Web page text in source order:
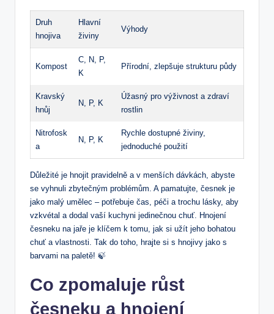
Druh
hnojiva
Hlavní
živiny
Výhody
Kompost
C, N, P,
K
Přírodní, zlepšuje strukturu půdy
Kravský
hnůj
N, P, K
Úžasný pro výživnost a zdraví
rostlin
Nitrofosk
a
N, P, K
Rychle dostupné živiny,
jednoduché použití
Důležité je hnojit pravidelně a v menších dávkách, abyste
se vyhnuli zbytečným problémům. A pamatujte, česnek je
jako malý umělec – potřebuje čas, péči a trochu lásky, aby
vzkvétal a dodal vaší kuchyni jedinečnou chuť. Hnojení
česneku na jaře je klíčem k tomu, jak si užít jeho bohatou
chuť a vlastnosti. Tak do toho, hrajte si s hnojivy jako s
barvami na paletě! 🍃
Co zpomaluje růst
česneku a hnojení